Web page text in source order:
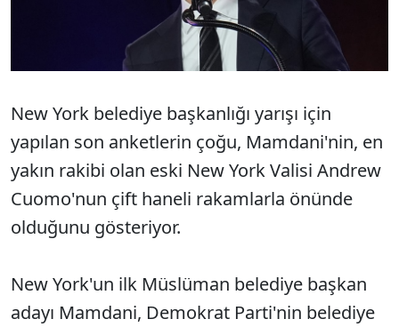
New York belediye başkanlığı yarışı için
yapılan son anketlerin çoğu, Mamdani'nin, en
yakın rakibi olan eski New York Valisi Andrew
Cuomo'nun çift haneli rakamlarla önünde
olduğunu gösteriyor.
New York'un ilk Müslüman belediye başkan
adayı Mamdani, Demokrat Parti'nin belediye